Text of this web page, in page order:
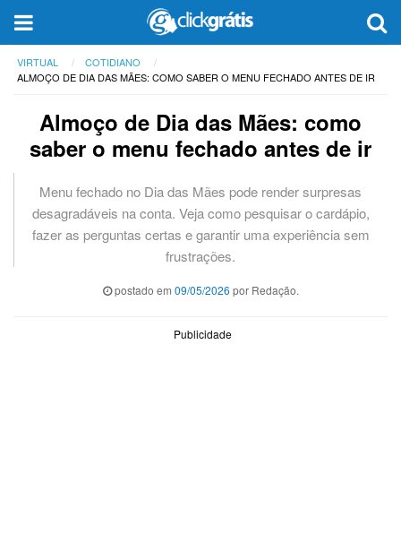
VIRTUAL
COTIDIANO
ALMOÇO DE DIA DAS MÃES: COMO SABER O MENU FECHADO ANTES DE IR
Almoço de Dia das Mães: como
saber o menu fechado antes de ir
Menu fechado no Dia das Mães pode render surpresas
desagradáveis na conta. Veja como pesquisar o cardápio,
fazer as perguntas certas e garantir uma experiência sem
frustrações.
postado em 09/05/2026 por Redação.
Publicidade